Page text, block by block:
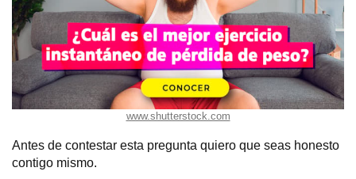
www.shutterstock.com
Antes de contestar esta pregunta quiero que seas honesto
contigo mismo.